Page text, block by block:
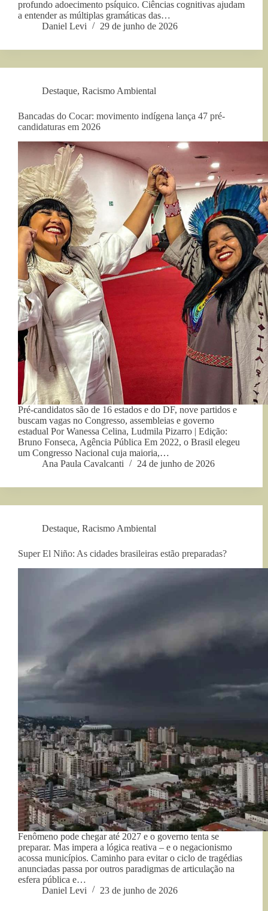
profundo adoecimento psíquico. Ciências cognitivas ajudam
a entender as múltiplas gramáticas das…
Daniel Levi
29 de junho de 2026
Destaque, Racismo Ambiental
Bancadas do Cocar: movimento indígena lança 47 pré-
candidaturas em 2026
Pré-candidatos são de 16 estados e do DF, nove partidos e
buscam vagas no Congresso, assembleias e governo
estadual Por Wanessa Celina, Ludmila Pizarro | Edição:
Bruno Fonseca, Agência Pública Em 2022, o Brasil elegeu
um Congresso Nacional cuja maioria,…
Ana Paula Cavalcanti
24 de junho de 2026
Destaque, Racismo Ambiental
Super El Niño: As cidades brasileiras estão preparadas?
Fenômeno pode chegar até 2027 e o governo tenta se
preparar. Mas impera a lógica reativa – e o negacionismo
acossa municípios. Caminho para evitar o ciclo de tragédias
anunciadas passa por outros paradigmas de articulação na
esfera pública e…
Daniel Levi
23 de junho de 2026